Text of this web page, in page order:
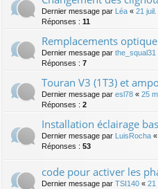
Dernier message par Léa « 21
Réponses : 11
Remplacements
Dernier message par the_squal31
Réponses : 7
Touran V3 (1T3) et
Dernier message par esl78 « 25
Réponses : 2
Installation éclairage
Dernier message par LuisRocha «
Réponses : 53
code pour activer les
Dernier message par TSI140 « 21